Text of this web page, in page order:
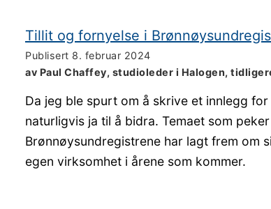
Tillit og fornyelse i
Publisert 8. februar 2024
av Paul Chaffey, studioleder i Halogen,
Da jeg ble spurt om å skrive et innlegg
naturligvis ja til å bidra. Temaet som
Brønnøysundregistrene har lagt frem om
egen virksomhet i årene som kommer.